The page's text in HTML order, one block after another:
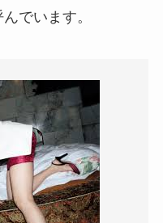
でいます。